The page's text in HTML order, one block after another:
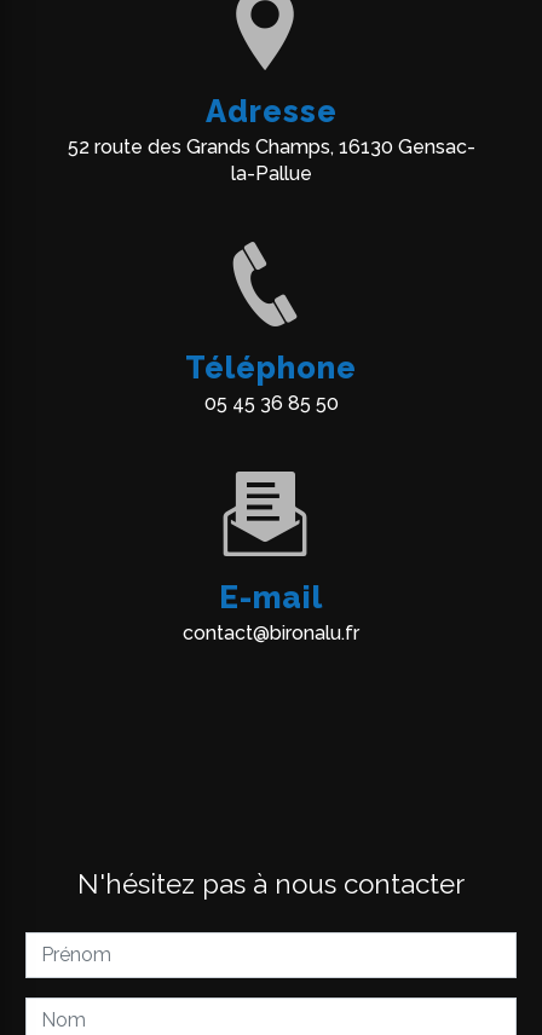
Adresse
52 route des Grands Champs, 16130 Gensac-
la-Pallue
Téléphone
05 45 36 85 50
E-mail
contact@bironalu.fr
N'hésitez pas à nous contacter